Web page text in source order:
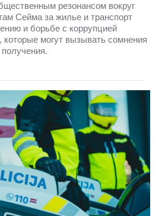
резонансом вокруг
Сейма за жилье и транспорт
и борьбе с коррупцией
которые могут вызывать сомнения